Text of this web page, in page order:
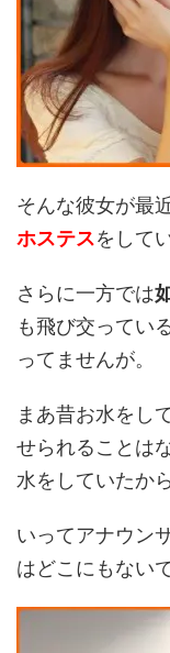
そんな彼女が最
ホステスをして
さらに一方では
も飛び交ってい
ってませんが。
まあ昔お水をし
せられることは
水をしていたか
いってアナウン
はどこにもない